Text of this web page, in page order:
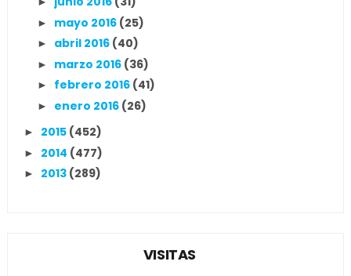
► mayo 2016 (25)
► abril 2016 (40)
► marzo 2016 (36)
► febrero 2016 (41)
► enero 2016 (26)
► 2015 (452)
► 2014 (477)
► 2013 (289)
VISITAS